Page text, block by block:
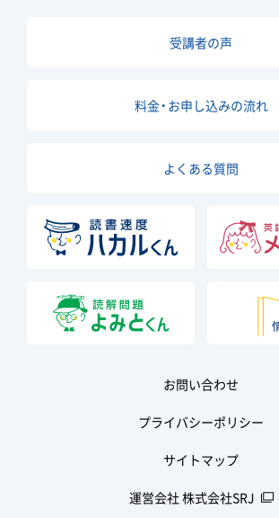
受講者の声
料金・お申し込みの流れ
よくある質問
お問い合わせ
プライバシーポリシー
サイトマップ
運営会社 株式会社SRJ